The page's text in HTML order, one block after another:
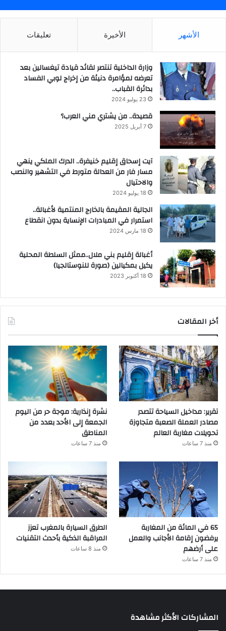
الأشهر الأخيرة تعليقات
وزارة الداخلية تنتصر لقائد قيادة تيغسالين بعد
تعرضه لمؤامرة دنيئة من إخراج لوبي الفساد
بدائرة القباب..
23 يوليو 2024
قصيدة.. من يشتري مني العرب؟
7 أبريل 2025
آيت إسحاق إقليم خنيفرة.. الدرك الملكي ينهي
مسار فار من العدالة متورط في التشهير والنصب
والاحتيال
18 يوليو 2024
الجالية المقيمة بالخارج المنتمية لأغبالة..
استمرار في المبادرات الإنساية بدون انقطاع
18 مارس 2024
أغبالة إقليم بني ملال..ممثل السلطة المحلية
يكيل بمكيالين (صورة للنوستالجيا)
18 أكتوبر 2023
أخر المقالات
تقرير: مداخيل السياحة تتصدر
مصادر العملة الصعبة متجاوزة
تحويلات مغاربة العالم
منذ 7 ساعات
نشرة إنذارية: موجة حر من اليوم
الجمعة إلى الأحد بعدد من
المناطق
منذ 7 ساعات
65 في المائة من المغاربة
يرفضون إقامة الأجانب والعمل
على أرضهم
منذ 7 ساعات
الطرق السيارة بالمغرب تعزز
المراقبة الذكية بأحدث التقنيات
منذ 8 ساعات
المشاركات الأكثر مشاهدة